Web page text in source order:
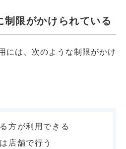
制限がかけられている
には、次のような制限がかけ
方が利用できる
店舗で行う